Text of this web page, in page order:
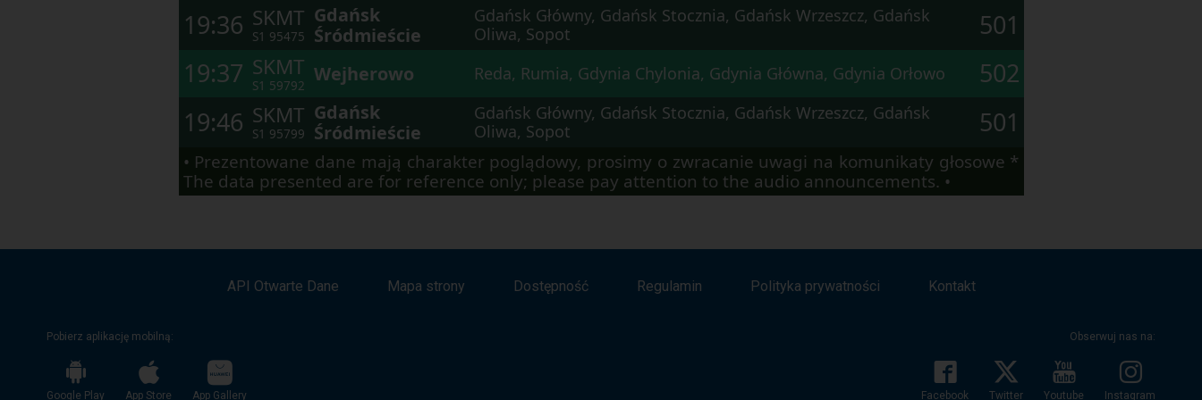
19:36 SKMT
S1 95475
Gdańsk
Śródmieście
Gdańsk Główny, Gdańsk Stocznia, Gdańsk Wrzeszcz, Gdańsk
Oliwa, Sopot
501
19:37 SKMT
S1 59792 Wejherowo Reda, Rumia, Gdynia Chylonia, Gdynia Główna, Gdynia Orłowo
502
19:46 SKMT
S1 95799
Gdańsk
Śródmieście
Gdańsk Główny, Gdańsk Stocznia, Gdańsk Wrzeszcz, Gdańsk
Oliwa, Sopot
501
• Prezentowane dane mają charakter poglądowy, prosimy o zwracanie uwagi na komunikaty głosowe *
The data presented are for reference only; please pay attention to the audio announcements. •
API Otwarte Dane Mapa strony Dostępność Regulamin Polityka prywatności Kontakt
Pobierz aplikację mobilną:
Google Play App Store App Gallery
Obserwuj nas na:
Facebook Twitter Youtube Instagram
ramach